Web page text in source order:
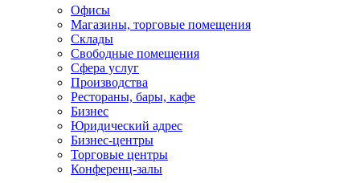
Офисы
Магазины, торговые помещения
Склады
Свободные помещения
Сфера услуг
Производства
Рестораны, бары, кафе
Бизнес
Юридический адрес
Бизнес-центры
Торговые центры
Конференц-залы